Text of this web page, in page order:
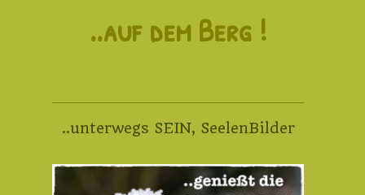
..auf dem Berg !
..unterwegs SEIN, SeelenBilder